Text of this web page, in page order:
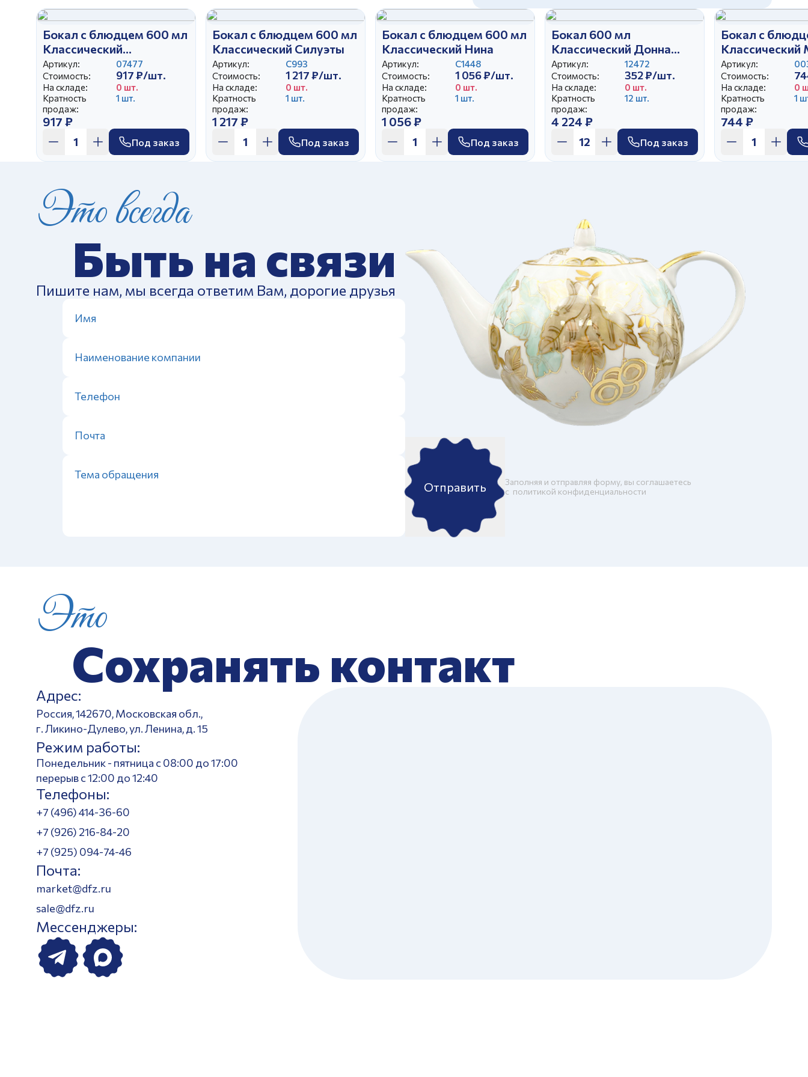
Бокал с блюдцем 600 мл
Классический
Джентельмены
Артикул:
07477
Стоимость:
917 ₽/шт.
На складе:
0 шт.
Кратность
продаж:
1 шт.
917 ₽
Под заказ
Бокал с блюдцем 600 мл
Классический Силуэты
Артикул:
С993
Стоимость:
1 217 ₽/шт.
На складе:
0 шт.
Кратность
продаж:
1 шт.
1 217 ₽
Под заказ
Бокал с блюдцем 600 мл
Классический Нина
Артикул:
C1448
Стоимость:
1 056 ₽/шт.
На складе:
0 шт.
Кратность
продаж:
1 шт.
1 056 ₽
Под заказ
Бокал 600 мл
Классический Донна
Роза Салатовый
Артикул:
12472
Стоимость:
352 ₽/шт.
На складе:
0 шт.
Кратность
продаж:
12 шт.
4 224 ₽
Под заказ
Бокал с
Классический
Артикул:
Стоимость:
На складе:
0
Кратность
продаж:
1
744 ₽
Это всегда
Быть на связи
Пишите нам, мы всегда ответим Вам, дорогие друзья
Отправить
Заполняя и отправляя форму, вы соглашаетесь
c политикой конфиденциальности
Это
Сохранять контакт
Адрес:
Россия, 142670, Московская обл.,
г. Ликино-Дулево, ул. Ленина, д. 15
Режим работы:
Понедельник - пятница с 08:00 до 17:00
перерыв с 12:00 до 12:40
Телефоны:
+7 (496) 414-36-60
+7 (926) 216-84-20
+7 (925) 094-74-46
Почта:
market@dfz.ru
sale@dfz.ru
Мессенджеры: